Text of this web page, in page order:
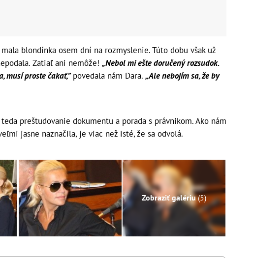
blondínka osem dní na rozmyslenie. Túto dobu však už
Zatiaľ ani nemôže! „Nebol mi ešte doručený rozsudok.
musí proste čakať,”povedala nám Dara. „Ale nebojím sa, že by
preštudovanie dokumentu a porada s právnikom. Ako nám
jasne naznačila, je viac než isté, že sa odvolá.
Zobraziť galériu(5)